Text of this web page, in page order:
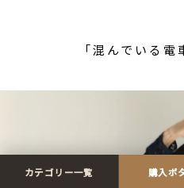
「混んでいる電
カテゴリー一覧 購入ボ